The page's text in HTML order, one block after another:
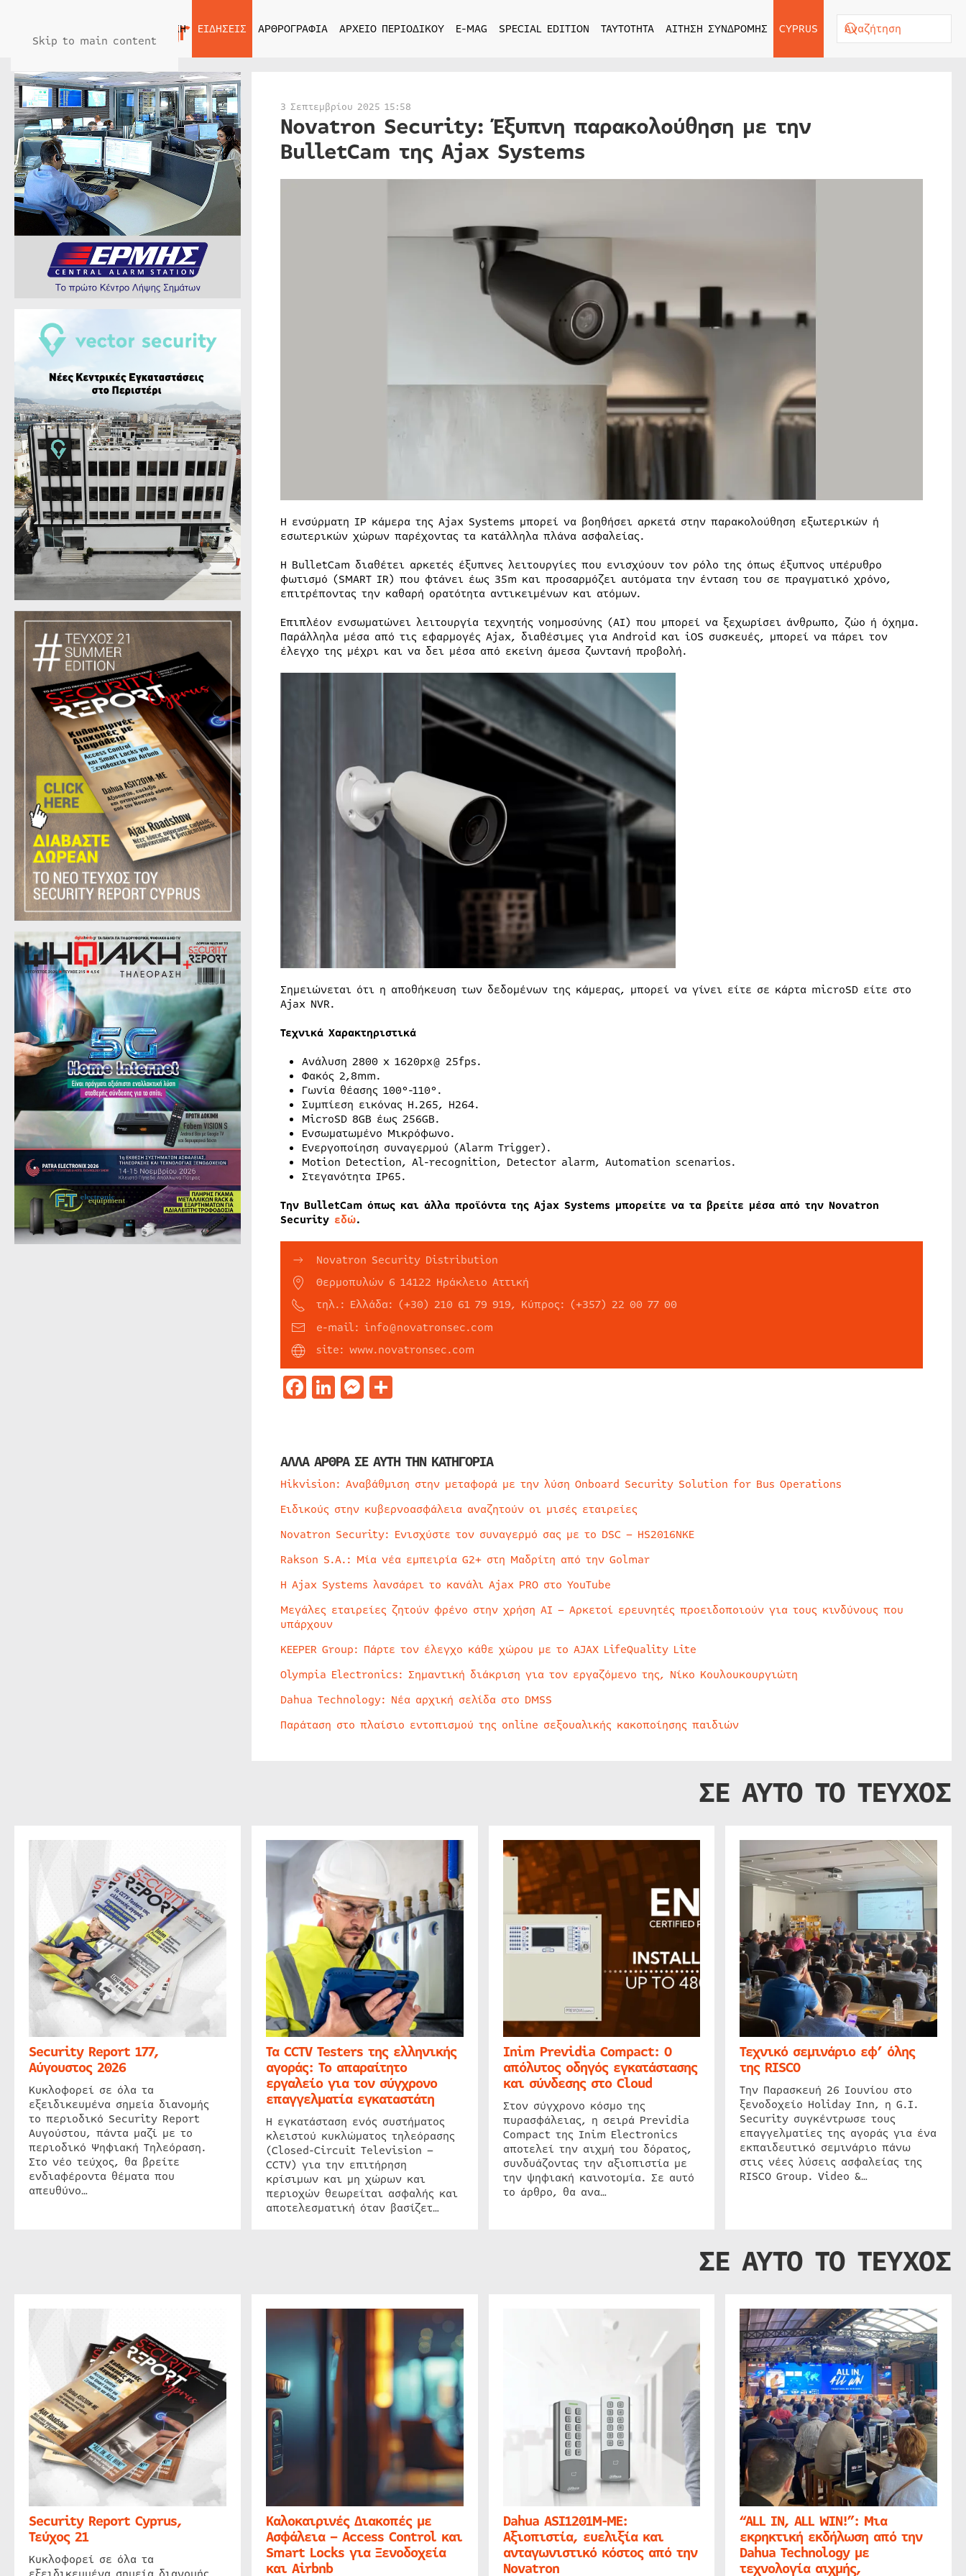
Skip to main content
ΑΡΧΙΚΗ ΕΙΔΗΣΕΙΣ ΑΡΘΡΟΓΡΑΦΙΑ ΑΡΧΕΙΟ ΠΕΡΙΟΔΙΚΟΥ E-MAG SPECIAL EDITION ΤΑΥΤΟΤΗΤΑ ΑΙΤΗΣΗ ΣΥΝΔΡΟΜΗΣ CYPRUS
3 Σεπτεμβρίου 2025 15:58
Novatron Security: Έξυπνη παρακολούθηση με την
BulletCam της Ajax Systems
Η ενσύρματη IP κάμερα της Ajax Systems μπορεί να βοηθήσει αρκετά στην παρακολούθηση εξωτερικών ή
εσωτερικών χώρων παρέχοντας τα κατάλληλα πλάνα ασφαλείας.
Η BulletCam διαθέτει αρκετές έξυπνες λειτουργίες που ενισχύουν τον ρόλο της όπως έξυπνος υπέρυθρο
φωτισμό (SMART IR) που φτάνει έως 35m και προσαρμόζει αυτόματα την ένταση του σε πραγματικό χρόνο,
επιτρέποντας την καθαρή ορατότητα αντικειμένων και ατόμων.
Επιπλέον ενσωματώνει λειτουργία τεχνητής νοημοσύνης (ΑΙ) που μπορεί να ξεχωρίσει άνθρωπο, ζώο ή όχημα.
Παράλληλα μέσα από τις εφαρμογές Ajax, διαθέσιμες για Android και iOS συσκευές, μπορεί να πάρει τον
έλεγχο της μέχρι και να δει μέσα από εκείνη άμεσα ζωντανή προβολή.
Σημειώνεται ότι η αποθήκευση των δεδομένων της κάμερας, μπορεί να γίνει είτε σε κάρτα microSD είτε στο
Ajax NVR.
Τεχνικά Χαρακτηριστικά
Ανάλυση 2800 x 1620px@ 25fps.
Φακός 2,8mm.
Γωνία θέασης 100°-110°.
Συμπίεση εικόνας H.265, H264.
MicroSD 8GB έως 256GB.
Ενσωματωμένο Μικρόφωνο.
Ενεργοποίηση συναγερμού (Alarm Trigger).
Motion Detection, Al-recognition, Detector alarm, Automation scenarios.
Στεγανότητα IΡ65.
Την BulletCam όπως και άλλα προϊόντα της Ajax Systems μπορείτε να τα βρείτε μέσα από την Novatron
Security εδώ.
Novatron Security Distribution
Θερμοπυλών 6 14122 Ηράκλειο Αττική
τηλ.: Ελλάδα: (+30) 210 61 79 919, Κύπρος: (+357) 22 00 77 00
e-mail: info@novatronsec.com
site: www.novatronsec.com
Facebook
LinkedIn
Messenger
Μοιραστείτε
ΑΛΛΑ ΑΡΘΡΑ ΣΕ ΑΥΤΗ ΤΗΝ ΚΑΤΗΓΟΡΙΑ
Hikvision: Αναβάθμιση στην μεταφορά με την λύση Onboard Security Solution for Bus Operations
Ειδικούς στην κυβερνοασφάλεια αναζητούν οι μισές εταιρείες
Novatron Security: Ενισχύστε τον συναγερμό σας με το DSC – HS2016NKE
Rakson S.A.: Μία νέα εμπειρία G2+ στη Μαδρίτη από την Golmar
Η Ajax Systems λανσάρει το κανάλι Ajax PRO στο YouTube
Μεγάλες εταιρείες ζητούν φρένο στην χρήση AI – Αρκετοί ερευνητές προειδοποιούν για τους κινδύνους που
υπάρχουν
KEEPER Group: Πάρτε τον έλεγχο κάθε χώρου με το AJAX LifeQuality Lite
Olympia Electronics: Σημαντική διάκριση για τον εργαζόμενο της, Νίκο Κουλουκουργιώτη
Dahua Technology: Νέα αρχική σελίδα στο DMSS
Παράταση στο πλαίσιο εντοπισμού της online σεξουαλικής κακοποίησης παιδιών
ΣΕ ΑΥΤΟ ΤΟ ΤΕΥΧΟΣ
Security Report 177,
Αύγουστος 2026
Κυκλοφορεί σε όλα τα
εξειδικευμένα σημεία διανομής
το περιοδικό Security Report
Αυγούστου, πάντα μαζί με το
περιοδικό Ψηφιακή Τηλεόραση.
Στο νέο τεύχος, θα βρείτε
ενδιαφέροντα θέματα που
απευθύνο…
Τα CCTV Testers της ελληνικής
αγοράς: Το απαραίτητο
εργαλείο για τον σύγχρονο
επαγγελματία εγκαταστάτη
Η εγκατάσταση ενός συστήματος
κλειστού κυκλώματος τηλεόρασης
(Closed-Circuit Television –
CCTV) για την επιτήρηση
κρίσιμων και μη χώρων και
περιοχών θεωρείται ασφαλής και
αποτελεσματική όταν βασίζετ…
Inim Previdia Compact: Ο
απόλυτος οδηγός εγκατάστασης
και σύνδεσης στο Cloud
Στον σύγχρονο κόσμο της
πυρασφάλειας, η σειρά Previdia
Compact της Inim Electronics
αποτελεί την αιχμή του δόρατος,
συνδυάζοντας την αξιοπιστία με
την ψηφιακή καινοτομία. Σε αυτό
το άρθρο, θα ανα…
Τεχνικό σεμινάριο εφ’ όλης
της RISCO
Την Παρασκευή 26 Ιουνίου στο
ξενοδοχείο Holiday Inn, η G.I.
Security συγκέντρωσε τους
επαγγελματίες της αγοράς για ένα
εκπαιδευτικό σεμινάριο πάνω
στις νέες λύσεις ασφαλείας της
RISCO Group. Video &…
ΣΕ ΑΥΤΟ ΤΟ ΤΕΥΧΟΣ
Security Report Cyprus,
Τεύχος 21
Κυκλοφορεί σε όλα τα
Καλοκαιρινές Διακοπές με
Ασφάλεια – Access Control και
Smart Locks για Ξενοδοχεία
και Airbnb
Dahua ASI1201M-ME:
Αξιοπιστία, ευελιξία και
ανταγωνιστικό κόστος από την
Novatron
“ALL IN, ALL WIN!”: Μια
εκρηκτική εκδήλωση από την
Dahua Technology με
τεχνολογία αιχμής,